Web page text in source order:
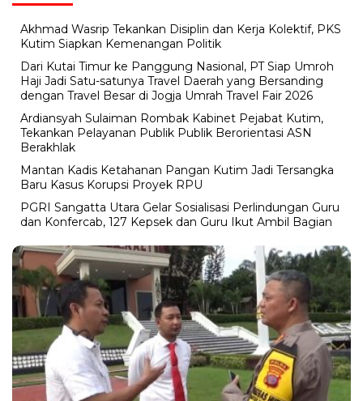
Akhmad Wasrip Tekankan Disiplin dan Kerja Kolektif, PKS
Kutim Siapkan Kemenangan Politik
Dari Kutai Timur ke Panggung Nasional, PT Siap Umroh
Haji Jadi Satu-satunya Travel Daerah yang Bersanding
dengan Travel Besar di Jogja Umrah Travel Fair 2026
Ardiansyah Sulaiman Rombak Kabinet Pejabat Kutim,
Tekankan Pelayanan Publik Publik Berorientasi ASN
Berakhlak
Mantan Kadis Ketahanan Pangan Kutim Jadi Tersangka
Baru Kasus Korupsi Proyek RPU
PGRI Sangatta Utara Gelar Sosialisasi Perlindungan Guru
dan Konfercab, 127 Kepsek dan Guru Ikut Ambil Bagian